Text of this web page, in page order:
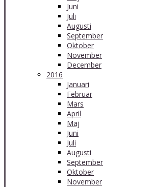
Juni
Juli
Augusti
September
Oktober
November
December
2016
Januari
Februar
Mars
April
Maj
Juni
Juli
Augusti
September
Oktober
November